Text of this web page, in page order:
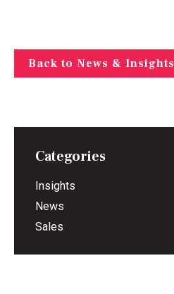
Back to News & Insights
Categories
Insights
News
Sales